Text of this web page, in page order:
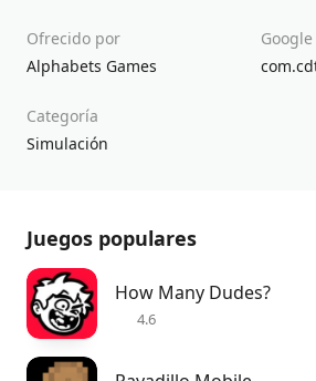
Ofrecido por
Alphabets Games
Categoría
Simulación
Juegos populares
How Many Dudes?
4.6